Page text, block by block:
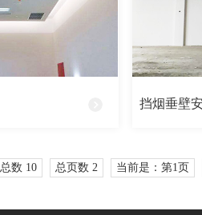
挡烟垂壁
总数 10 总页数 2 当前是：第1页